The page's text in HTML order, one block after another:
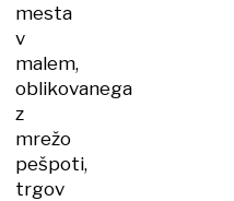
mesta
v
malem,
oblikovanega
z
mrežo
pešpoti,
trgov